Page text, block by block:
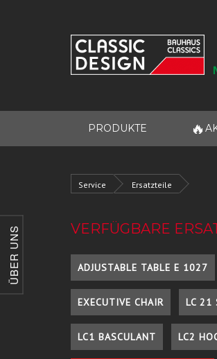
ÜBER UNS
PRODUKTE 🔥
Service Ersatzteile
VERFÜGBARE
ADJUSTABLE TABLE E 1027
EXECUTIVE CHAIR LC 21
LC1 BASCULANT LC2